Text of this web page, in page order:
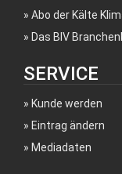
Abo der Kälte
Das BIV
SERVICE
Kunde werden
Eintrag ändern
Mediadaten